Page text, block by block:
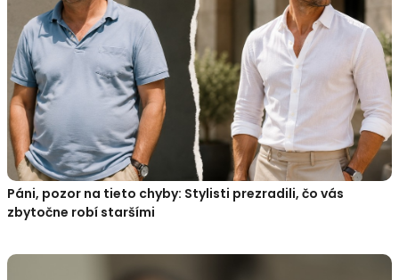
Páni, pozor na tieto chyby: Stylisti prezradili, čo vás
zbytočne robí staršími